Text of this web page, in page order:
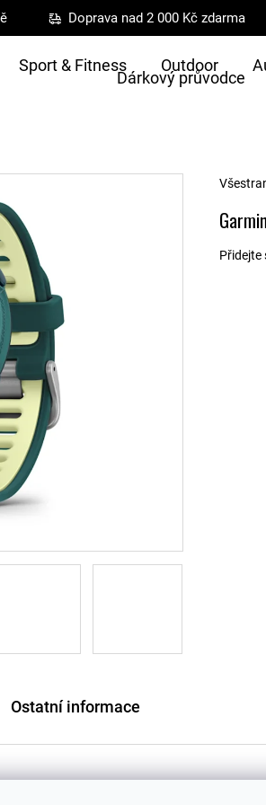
Doprava nad 2 000 Kč zdarma
Sport & Fitness Outdoor
Dárkový průvodce
Přidejte
Ostatní informace